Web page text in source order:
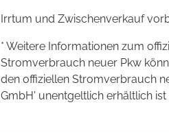
Irrtum und Zwischenverkauf
* Weitere Informationen zum
Stromverbrauch neuer Pkw
den offiziellen Stromverbrauch
GmbH' unentgeltlich erhältlich